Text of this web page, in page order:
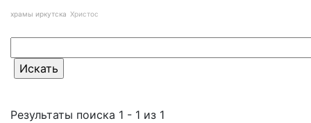
храмы иркутска Христос
Результаты поиска 1 - 1 из 1